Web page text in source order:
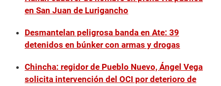
en San Juan de Lurigancho
Desmantelan peligrosa banda en Ate: 39
detenidos en búnker con armas y drogas
Chincha: regidor de Pueblo Nuevo, Ángel Vega
solicita intervención del OCI por deterioro de